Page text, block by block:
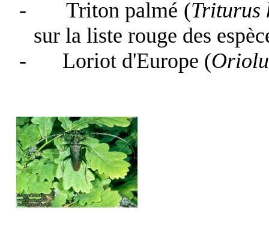
- Triton palmé (Triturus
sur la liste rouge des
-
Loriot d'Europe (